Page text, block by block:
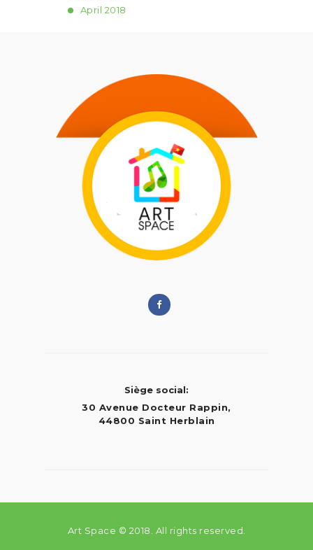
April 2018
Siège social:
30 Avenue Docteur Rappin,
44800 Saint Herblain
Art Space © 2018. All rights reserved.